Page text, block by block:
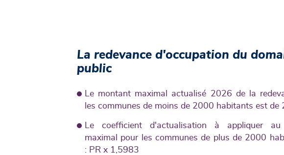
La redevance d'occupation du
public
Le montant maximal actualisé 2026 de la
les communes de moins de 2000 habitants est de
Le coefficient d'actualisation à appliquer au
maximal pour les communes de plus de 2000
: PR x 1,5983